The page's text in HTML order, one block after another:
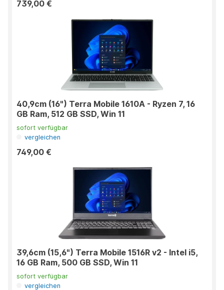
739,00 €
40,9cm (16") Terra Mobile 1610A - Ryzen 7, 16
GB Ram, 512 GB SSD, Win 11
sofort verfügbar
vergleichen
749,00 €
39,6cm (15,6") Terra Mobile 1516R v2 - Intel i5,
16 GB Ram, 500 GB SSD, Win 11
sofort verfügbar
vergleichen